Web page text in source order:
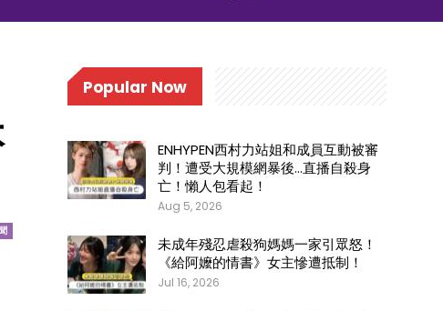
Popular Now
ENHYPEN西村力站姐和成員互動被審
判！遭受大規模網暴後…直播自殺身
亡！懶人包看起！
Aug 5, 2026
未成年殘忍虐殺狗媽媽一家引眾怒！
《給阿嬤的情書》女主慘遭抵制！
Jul 16, 2026